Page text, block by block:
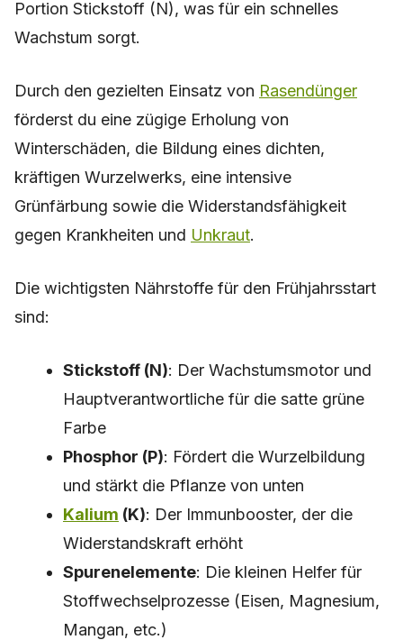
Portion Stickstoff (N), was für ein schnelles
Wachstum sorgt.
Durch den gezielten Einsatz von Rasendünger
förderst du eine zügige Erholung von
Winterschäden, die Bildung eines dichten,
kräftigen Wurzelwerks, eine intensive
Grünfärbung sowie die Widerstandsfähigkeit
gegen Krankheiten und Unkraut.
Die wichtigsten Nährstoffe für den Frühjahrsstart
sind:
Stickstoff (N): Der Wachstumsmotor und
Hauptverantwortliche für die satte grüne
Farbe
Phosphor (P): Fördert die Wurzelbildung
und stärkt die Pflanze von unten
Kalium (K): Der Immunbooster, der die
Widerstandskraft erhöht
Spurenelemente: Die kleinen Helfer für
Stoffwechselprozesse (Eisen, Magnesium,
Mangan, etc.)